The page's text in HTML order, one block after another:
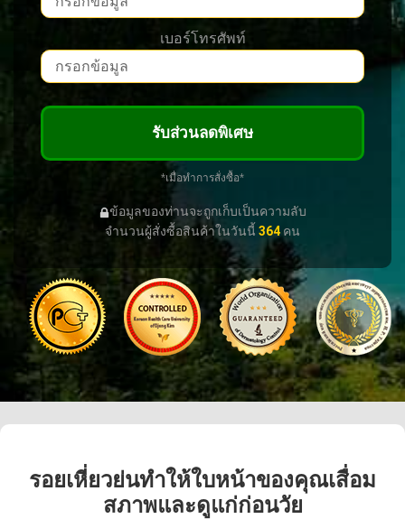
เบอร์โทรศัพท์
รับส่วนลดพิเศษ
*เมื่อทำการสั่งซื้อ*
ข้อมูลของท่านจะถูกเก็บเป็นความลับ
จำนวนผู้สั่งซื้อสินค้าในวันนี้ 364 คน
รอยเหี่ยวย่นทำให้ใบหน้าของคุณเสื่อม
สภาพและดูแก่ก่อนวัย